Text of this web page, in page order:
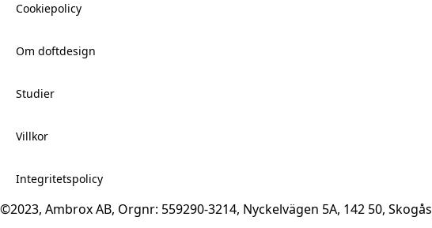
Cookiepolicy
Om doftdesign
Studier
Villkor
Integritetspolicy
©2023, Ambrox AB, Orgnr: 559290-3214, Nyckelvägen 5A, 142 50, Skogås